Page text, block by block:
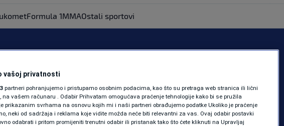
ZDRAVLJE
SHOWBIZ
KOLUMNE
PODCAST
Formula 1MMAOstali sportovi
komada
Svjetskog
vašoj privatnosti
partneri pohranjujemo i pristupamo osobnim podacima, kao što su pretraga web stranica ili lični
na vašem računaru . Odabir Prihvatam omogućava praćenje tehnologije kako bi se pružila
prikazanim svrhama na osnovu kojih mi i naši partneri obrađujemo podatke Ukoliko je praćenje
neki od sadržaja i reklama koje vidite možda neće biti relevantni za vas. Ovaj odabir postavki
odabrati i pritom promijeniti trenutni odabir ili pristanak tako što ćete kliknuti na Upravljaj